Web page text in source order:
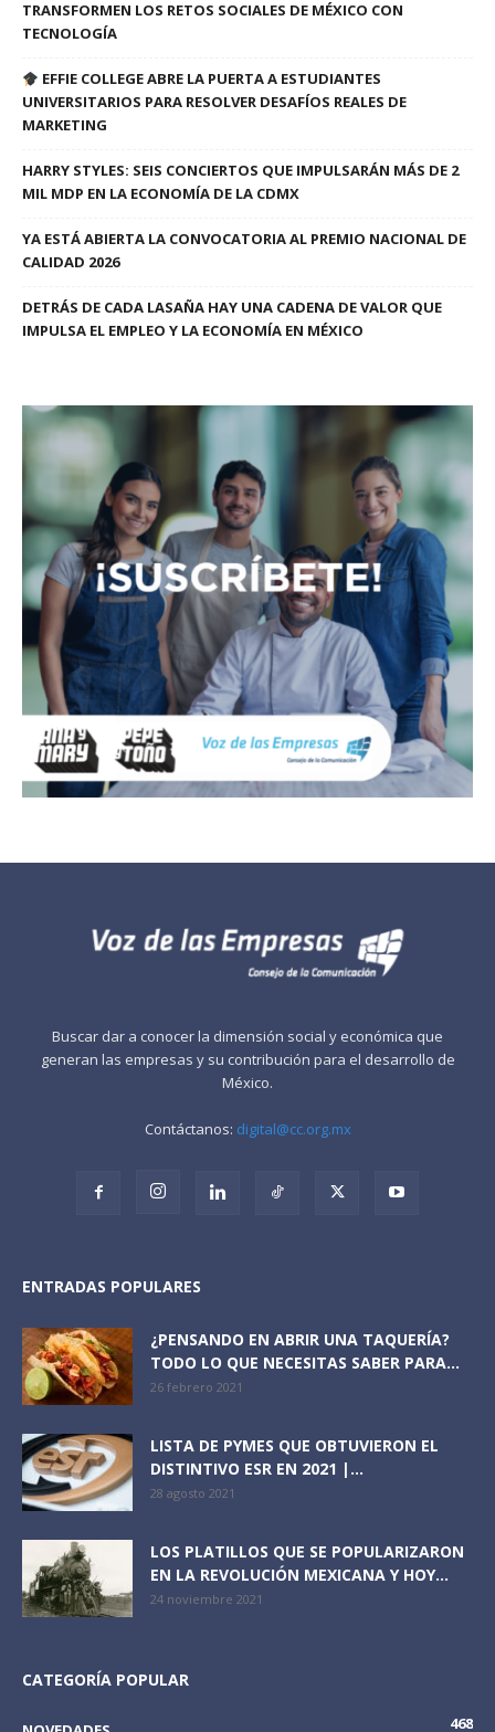
TRANSFORMEN LOS RETOS SOCIALES DE MÉXICO CON
TECNOLOGÍA
EFFIE COLLEGE ABRE LA PUERTA A ESTUDIANTES
UNIVERSITARIOS PARA RESOLVER DESAFÍOS REALES DE
MARKETING
HARRY STYLES: SEIS CONCIERTOS QUE IMPULSARÁN MÁS DE 2
MIL MDP EN LA ECONOMÍA DE LA CDMX
YA ESTÁ ABIERTA LA CONVOCATORIA AL PREMIO NACIONAL DE
CALIDAD 2026
DETRÁS DE CADA LASAÑA HAY UNA CADENA DE VALOR QUE
IMPULSA EL EMPLEO Y LA ECONOMÍA EN MÉXICO
Buscar dar a conocer la dimensión social y económica que
generan las empresas y su contribución para el desarrollo de
México.
Contáctanos: digital@cc.org.mx
ENTRADAS POPULARES
¿PENSANDO EN ABRIR UNA TAQUERÍA?
TODO LO QUE NECESITAS SABER PARA...
26 febrero 2021
LISTA DE PYMES QUE OBTUVIERON EL
DISTINTIVO ESR EN 2021 |...
28 agosto 2021
LOS PLATILLOS QUE SE POPULARIZARON
EN LA REVOLUCIÓN MEXICANA Y HOY...
24 noviembre 2021
CATEGORÍA POPULAR
468